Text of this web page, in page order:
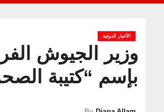
الأخبار الدولية
وزير الجيوش
بإسم “كتيبة